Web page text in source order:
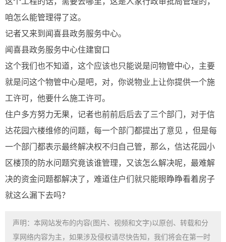
咱怎么能管理得了这。
记者又来到闻喜县政务服务中心。
闻喜县政务服务中心住建窗口
这个我们也不知道，这个应该也只能说是问物管中心，主要
就是问这个物管中心是吧，对，你说物业上让你提供一个施
工许可，他要什么施工许可。
住户多方努力无果，记者也前前后后去了三个部门，对于信
达花园六楼维修的问题，每一个部门都提出了意见 ，但是每
一个部门都表示最终解决权不归自己管，那么，信达花园小
区楼顶的防水问题究竟该谁管理，又该怎么解决呢，最难解
决的资金问题都解决了，难道住户们就只能眼睁睁看着房子
就这么漏下去吗？
声明：本网站发布的内容(图片、视频和文字)以原创、转载和分
享网络内容为主，如果涉及侵权请尽快告知，我们将会在第一时